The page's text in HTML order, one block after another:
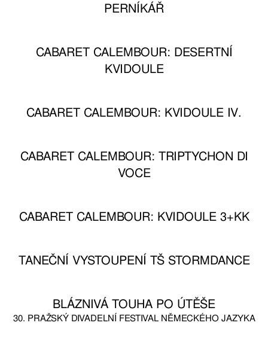
PERNÍKÁŘ
CABARET CALEMBOUR: DESERTNÍ
KVIDOULE
CABARET CALEMBOUR: KVIDOULE IV.
CABARET CALEMBOUR: TRIPTYCHON DI
VOCE
CABARET CALEMBOUR: KVIDOULE 3+KK
TANEČNÍ VYSTOUPENÍ TŠ STORMDANCE
BLÁZNIVÁ TOUHA PO ÚTĚŠE
30. PRAŽSKÝ DIVADELNÍ FESTIVAL NĚMECKÉHO JAZYKA